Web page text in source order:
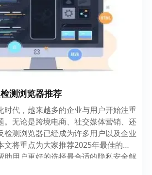
测浏览器推荐
时代，越来越多的企业与用户开始注重
。无论是跨境电商、社交媒体营销、还
检测浏览器已经成为许多用户以及企业
文将重点为大家推荐2025年最佳的反
助用户更好的选择最合适的隐私安全解